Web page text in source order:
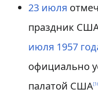
23 июля
праздник
июля 1957
официально
палатой США[